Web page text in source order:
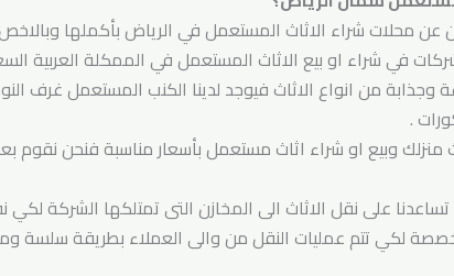
عن محلات شراء الاثاث المستعمل في الرياض بأكملها
في شراء او بيع الاثاث المستعمل في الممكلة العربية
من انواع الاثاث فيوجد لدينا الكنب المستعمل غرف
.
منزلك وبيع او شراء اثاث مستعمل بأسعار مناسبة فنحن نقوم
تساعدنا على نقل الاثاث الى المخازن التى تمتلكها الشركة
لكي تتم عمليات النقل من والى العملاء بطريقة سلسة